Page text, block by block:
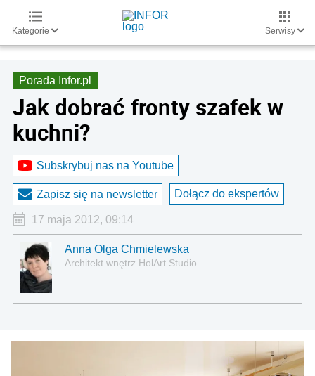
Kategorie Serwisy
Porada Infor.pl
Jak dobrać fronty szafek w
kuchni?
Subskrybuj nas na Youtube
Zapisz się na newsletter Dołącz do ekspertów
17 maja 2012, 09:14
Anna Olga Chmielewska
Architekt wnętrz HolArt Studio